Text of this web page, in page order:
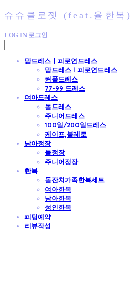
슈슈클로젯 (feat.율한복)
LOG IN 로그인
맘드레스ㅣ피로연드레스
맘드레스 l 피로연드레스
커플드레스
77-99 드레스
여아드레스
돌드레스
주니어드레스
100일/200일드레스
케이프,볼레로
남아정장
돌정장
주니어정장
한복
돌잔치가족한복세트
여아한복
남아한복
성인한복
피팅예약
리뷰작성